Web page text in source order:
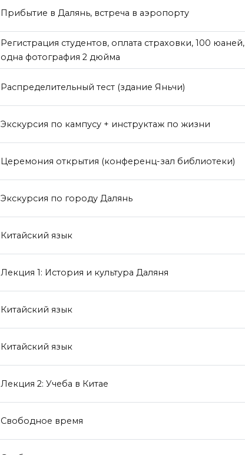
Прибытие в Далянь, встреча в аэропорту
Регистрация студентов, оплата страховки, 100 юаней,
одна фотография 2 дюйма
Распределительный тест (здание Яньчи)
Экскурсия по кампусу + инструктаж по жизни
Церемония открытия (конференц-зал библиотеки)
Экскурсия по городу Далянь
Китайский язык
Лекция 1: История и культура Даляня
Китайский язык
Китайский язык
Лекция 2: Учеба в Китае
Свободное время